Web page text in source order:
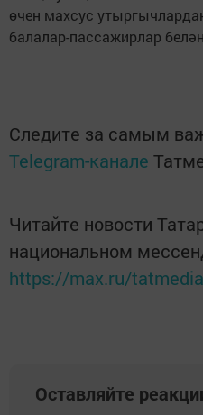
өчен махсус
балалар-пассажирлар
Следите за самым
Telegram-канале
Читайте новости
национальном
https://max.ru/tatmedia
Оставляйте